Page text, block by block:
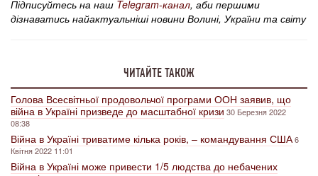
Підписуйтесь на наш Telegram-канал, аби першими
дізнаватись найактуальніші новини Волині, України та світу
ЧИТАЙТЕ ТАКОЖ
Голова Всесвітньої продовольчої програми ООН заявив, що
війна в Україні призведе до масштабної кризи30 Березня 2022
08:38
Війна в Україні триватиме кілька років, – командування США6
Квітня 2022 11:01
Війна в Україні може привести 1/5 людства до небачених